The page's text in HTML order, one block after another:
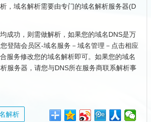
，域名解析需要由专门的域名解析服务器(D
成功，则需做解析，如果您的域名DNS是万
登陆会员区-域名服务－域名管理－点击相应
服务修改您的域名解析即可。如果您的域名
服务器，请您与DNS所在服务商联系解析事
解析